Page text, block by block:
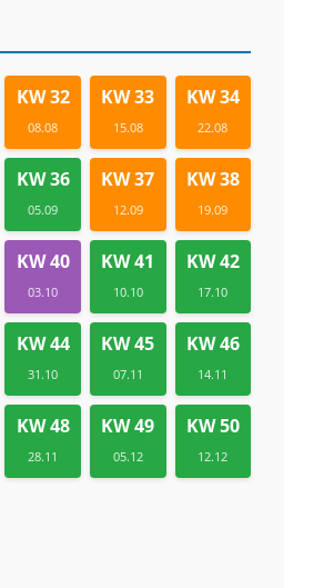
KW 32
08.08
KW 33
15.08
KW 34
22.08
KW 36
05.09
KW 37
12.09
KW 38
19.09
KW 40
03.10
KW 41
10.10
KW 42
17.10
KW 44
31.10
KW 45
07.11
KW 46
14.11
KW 48
28.11
KW 49
05.12
KW 50
12.12